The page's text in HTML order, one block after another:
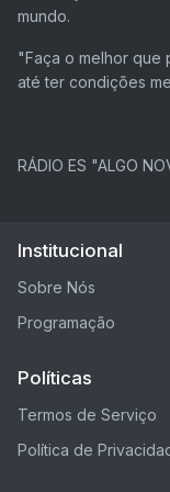
mundo.
"Faça o melhor que
até ter condições
RÁDIO ES "ALGO
Institucional
Sobre Nós
Programação
Políticas
Termos de Serviço
Política de